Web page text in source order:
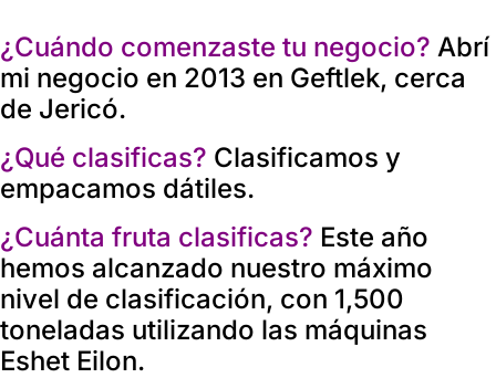
¿Cuándo comenzaste tu negocio? Abrí
mi negocio en 2013 en Geftlek, cerca
de Jericó.
¿Qué clasificas? Clasificamos y
empacamos dátiles.
¿Cuánta fruta clasificas? Este año
hemos alcanzado nuestro máximo
nivel de clasificación, con 1,500
toneladas utilizando las máquinas
Eshet Eilon.